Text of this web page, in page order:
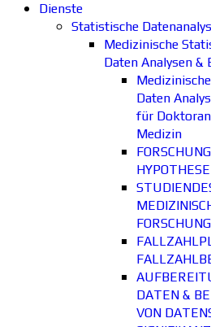
Dienste
Statistische
Medizinische
Daten Analysen &
Daten
für
Medizin
FORSCHUNG
DATEN &
VON